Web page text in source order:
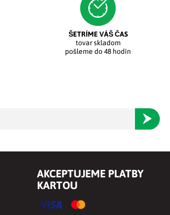
ŠETRÍME VÁŠ ČAS
tovar skladom
pošleme do 48 hodín
Odoberať
AKCEPTUJEME PLATBY
KARTOU